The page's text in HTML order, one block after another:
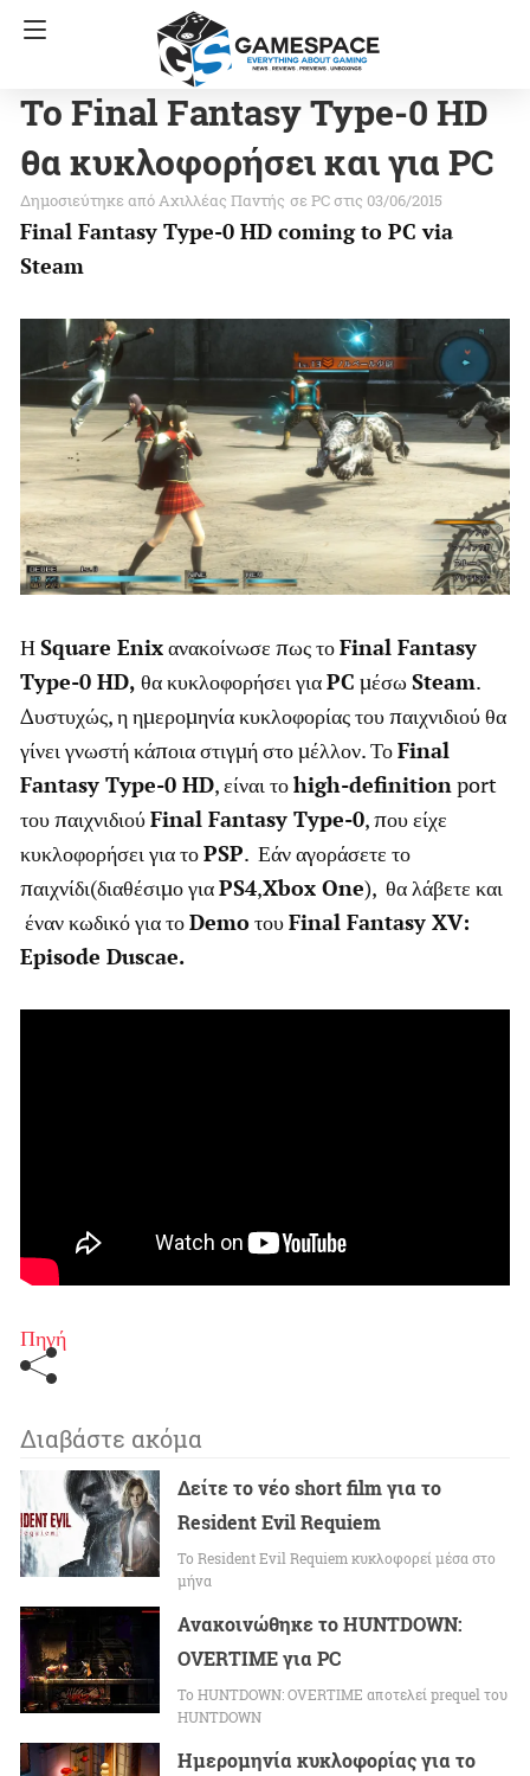
Το Final Fantasy Type-0 HD
θα κυκλοφορήσει και για PC
Αχιλλέας Παντής σε PCστις 03/06/2015
Final Fantasy Type-0 HD coming to PC via
Steam
ΗSquare Enixανακοίνωσε πως τοFinal Fantasy
Type-0 HD, θα κυκλοφορήσει γιαPC μέσωSteam.
Δυστυχώς, η ημερομηνία κυκλοφορίας του παιχνιδιού θα
γίνει γνωστή κάποια στιγμή στο μέλλον. ΤοFinal
Fantasy Type-0 HD, είναι τοhigh-definitionport
του παιχνιδιούFinal Fantasy Type-0, που είχε
κυκλοφορήσει για τοPSP. Εάν αγοράσετε το
παιχνίδι(διαθέσιμο γιαPS4,Xbox One), θα λάβετε και
έναν κωδικό για τοDemoτουFinal Fantasy XV:
Episode Duscae.
Πηγή
Διαβάστε ακόμα
Δείτε το νέο short film για το
Resident Evil Requiem
To Resident Evil Requiem κυκλοφορεί μέσα στο
μήνα
Ανακοινώθηκε το HUNTDOWN:
OVERTIME για PC
Το HUNTDOWN: OVERTIME αποτελεί prequel του
HUNTDOWN
Ημερομηνία κυκλοφορίας για το